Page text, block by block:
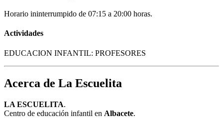
Horario ininterrumpido de 07:15 a 20:00 horas.
Actividades
EDUCACION INFANTIL: PROFESORES
Acerca de La Escuelita
LA ESCUELITA.
Centro de educación infantil en Albacete.